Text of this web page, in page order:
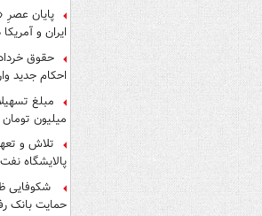
پایان عصرِ
ایران و
حقوق
احکام جدید
میلیون
تلاش و
پالایشگاه
تولید در
شکوفایی
حمایت بانک